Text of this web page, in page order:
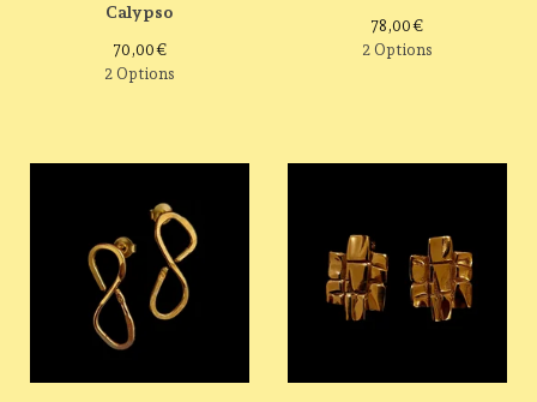
Calypso
70,00€
2 Options
78,00€
2 Options